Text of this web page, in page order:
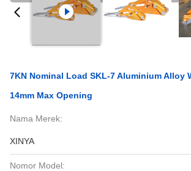
7KN Nominal Load SKL-7 Aluminium Alloy
14mm Max Opening
Nama Merek:
XINYA
Nomor Model: